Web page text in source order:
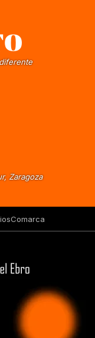
Zaragoza
Comarca